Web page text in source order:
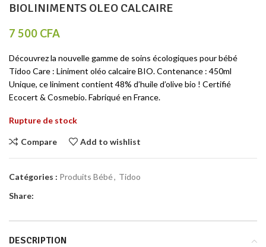
BIOLINIMENTS OLEO CALCAIRE
7 500 CFA
Découvrez la nouvelle gamme de soins écologiques pour bébé
Tidoo Care : Liniment oléo calcaire BIO. Contenance : 450ml
Unique, ce liniment contient 48% d’huile d’olive bio ! Certifié
Ecocert & Cosmebio. Fabriqué en France.
Rupture de stock
Compare Add to wishlist
Catégories : Produits Bébé, Tidoo
Share:
DESCRIPTION